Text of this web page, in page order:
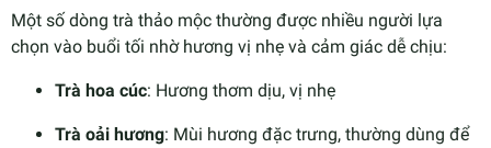
Một số dòng trà thảo mộc thường được nhiều người lựa
chọn vào buổi tối nhờ hương vị nhẹ và cảm giác dễ chịu:
Trà hoa cúc: Hương thơm dịu, vị nhẹ
Trà oải hương: Mùi hương đặc trưng, thường dùng để